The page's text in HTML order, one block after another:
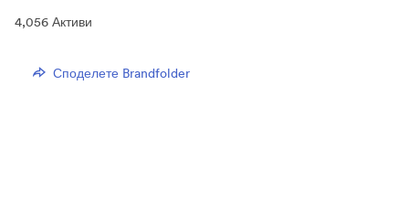
4,056 Активи
Споделете Brandfolder